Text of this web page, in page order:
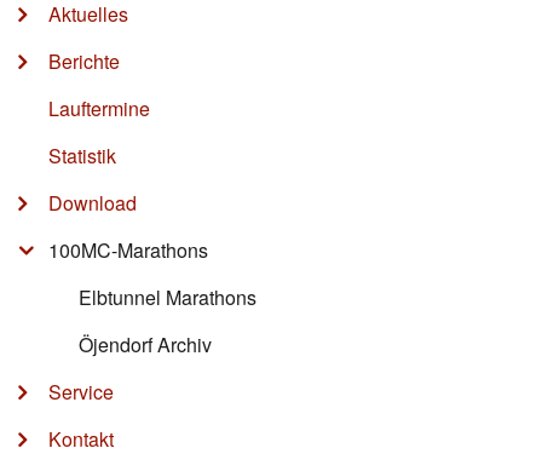
Aktuelles
Berichte
Lauftermine
Statistik
Download
100MC-Marathons
Elbtunnel Marathons
Öjendorf Archiv
Service
Kontakt